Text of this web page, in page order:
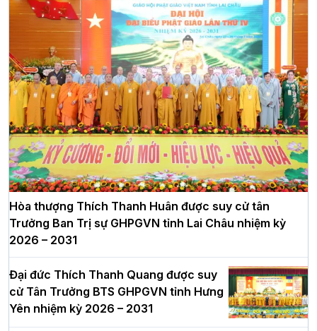
Hòa thượng Thích Thanh Huân được suy cử tân
Trưởng Ban Trị sự GHPGVN tỉnh Lai Châu nhiệm kỳ
2026 – 2031
Đại đức Thích Thanh Quang được suy
cử Tân Trưởng BTS GHPGVN tỉnh Hưng
Yên nhiệm kỳ 2026 – 2031